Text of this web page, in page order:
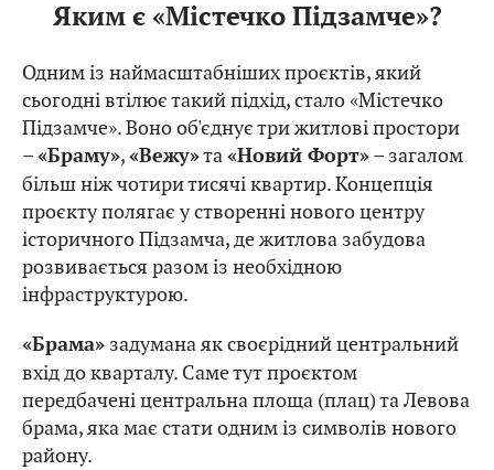
Яким є «Містечко Підзамче»?
Одним із наймасштабніших проєктів, який
сьогодні втілює такий підхід, стало «Містечко
Підзамче». Воно об'єднує три житлові простори
–«Браму»,«Вежу»та«Новий Форт»– загалом
більш ніж чотири тисячі квартир. Концепція
проєкту полягає у створенні нового центру
історичного Підзамча, де житлова забудова
розвивається разом із необхідною
інфраструктурою.
«Брама» задумана як своєрідний центральний
вхід до кварталу. Саме тут проєктом
передбачені центральна площа (плац) та Левова
брама, яка має стати одним із символів нового
району.